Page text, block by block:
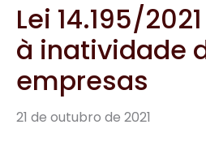
Lei 14.195/
à inatividade
empresas
21 de outubro de 2021